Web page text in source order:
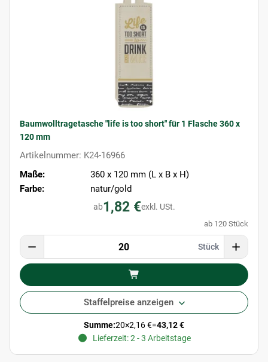
Baumwolltragetasche "life is too short" für 1 Flasche 360 x
120 mm
Artikelnummer: K24-16966
Maße:
360 x 120 mm (L x B x H)
Farbe:
natur/gold
ab1,82 €exkl. USt.
ab 120 Stück
Stück
Staffelpreise anzeigen
Summe:20×2,16 €=43,12 €
Lieferzeit: 2 - 3 Arbeitstage